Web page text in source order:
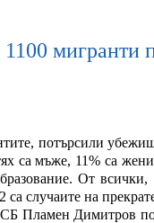
потърсили
са мъже, 11% са
От
са случаите на
Пламен Димитров